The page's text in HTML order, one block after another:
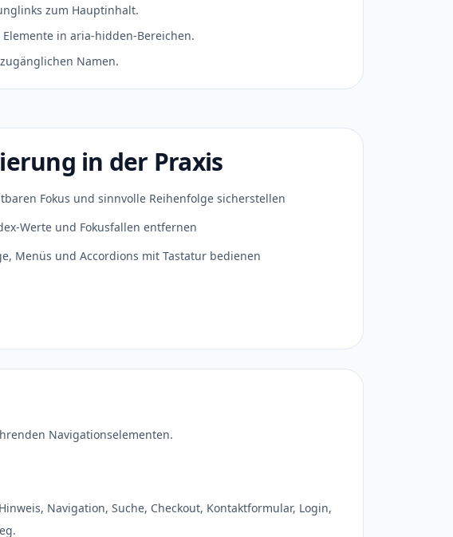
zum Hauptinhalt.
Elemente in aria-hidden-Bereichen.
Namen.
in der Praxis
Fokus und sinnvolle Reihenfolge sicherstellen
Werte und Fokusfallen entfernen
Menüs und Accordions mit Tastatur bedienen
Navigationselementen.
Navigation, Suche, Checkout, Kontaktformular, Login,